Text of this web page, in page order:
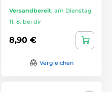
Versandbereit, am Dienstag
11. 8. bei dir
8,90 €
Vergleichen